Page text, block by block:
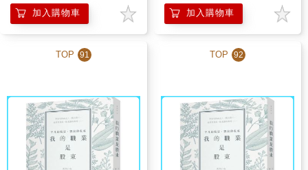
加入購物車 加入購物車
TOP 91 TOP 92